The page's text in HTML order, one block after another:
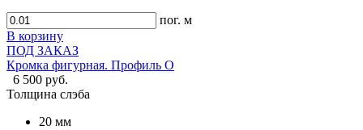
пог. м
В корзину
ПОД ЗАКАЗ
Кромка фигурная. Профиль О
6 500 руб.
Толщина слэба
20 мм